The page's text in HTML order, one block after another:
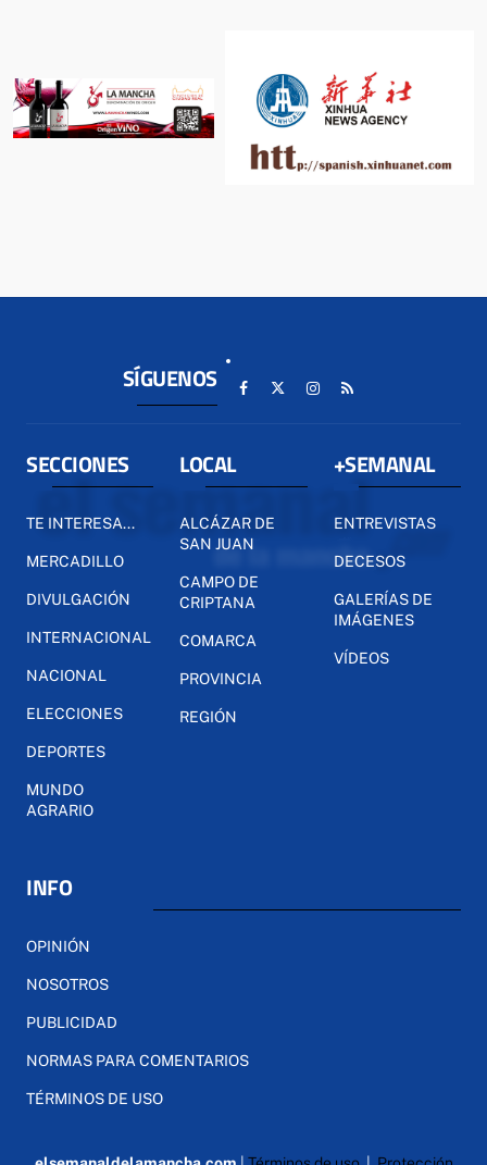
SÍGUENOS
SECCIONES
TE INTERESA...
MERCADILLO
DIVULGACIÓN
INTERNACIONAL
NACIONAL
ELECCIONES
DEPORTES
MUNDO
AGRARIO
LOCAL
ALCÁZAR DE
SAN JUAN
CAMPO DE
CRIPTANA
COMARCA
PROVINCIA
REGIÓN
+SEMANAL
ENTREVISTAS
DECESOS
GALERÍAS DE
IMÁGENES
VÍDEOS
INFO
OPINIÓN
NOSOTROS
PUBLICIDAD
NORMAS PARA COMENTARIOS
TÉRMINOS DE USO